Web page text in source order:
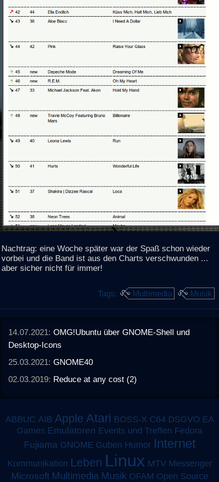
Nachtrag: eine Woche später war der Spaß schon wieder
vorbei und die Band ist aus den Charts verschwunden ...
aber sicher nicht für immer!
Tags: Multimedia Musik
14.07.2021:OMG!Ubuntu über GNOME-Shell und
Desktop-Icons
25.03.2021:GNOME40
02.03.2019: Reduce at any cost (2)
ABBUC AIB Apple Atari BOSS-X C64 DSGVO EA
Games Emulatoren Events und Treffen Fedora
Fujiama GNOME Guben Humor Internet
Kommunikation Leben Linux MTV Messenger
Microsoft Multimedia Musik OFAM Open Source